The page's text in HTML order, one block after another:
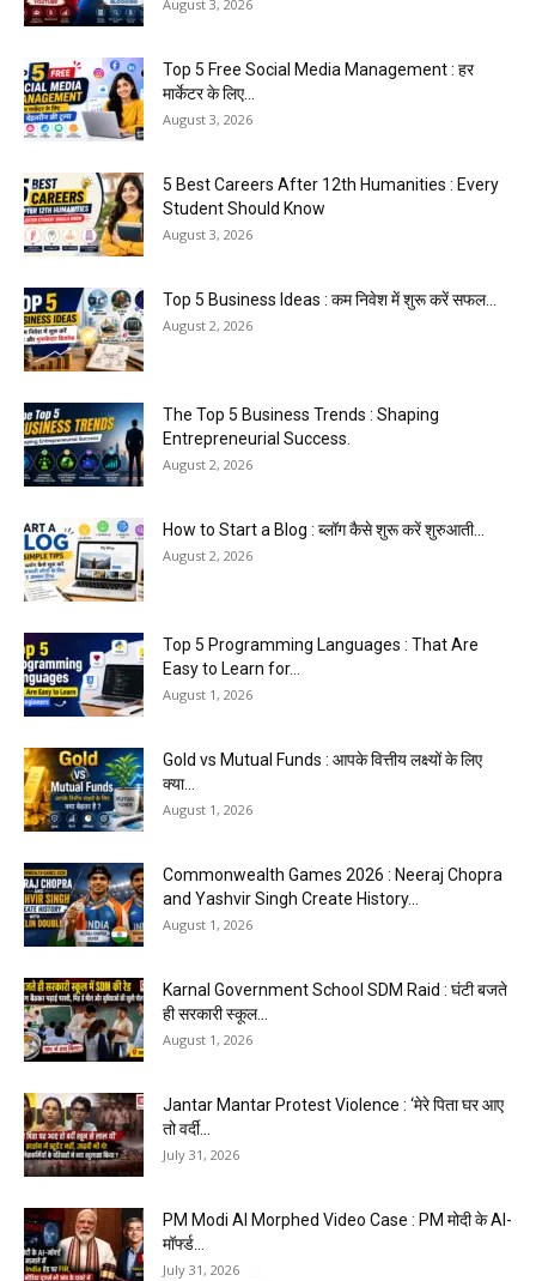
August 3, 2026
Top 5 Free Social Media Management : हर
मार्केटर के लिए...
August 3, 2026
5 Best Careers After 12th Humanities : Every
Student Should Know
August 3, 2026
Top 5 Business Ideas : कम निवेश में शुरू करें सफल...
August 2, 2026
The Top 5 Business Trends : Shaping
Entrepreneurial Success.
August 2, 2026
How to Start a Blog : ब्लॉग कैसे शुरू करें शुरुआती...
August 2, 2026
Top 5 Programming Languages : That Are
Easy to Learn for...
August 1, 2026
Gold vs Mutual Funds : आपके वित्तीय लक्ष्यों के लिए
क्या...
August 1, 2026
Commonwealth Games 2026 : Neeraj Chopra
and Yashvir Singh Create History...
August 1, 2026
Karnal Government School SDM Raid : घंटी बजते
ही सरकारी स्कूल...
August 1, 2026
Jantar Mantar Protest Violence : ‘मेरे पिता घर आए
तो वर्दी...
July 31, 2026
PM Modi AI Morphed Video Case : PM मोदी के AI-
मॉर्फ्ड...
July 31, 2026